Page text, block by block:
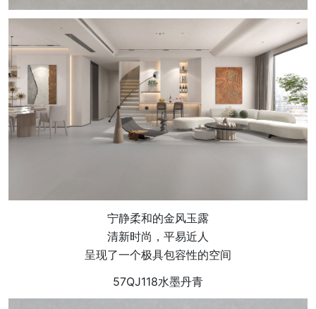
宁静柔和的金风玉露
清新时尚，平易近人
呈现了一个极具包容性的空间
57QJ118水墨丹青